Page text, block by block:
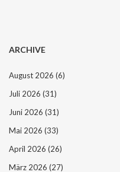
ARCHIVE
August 2026 (6)
Juli 2026 (31)
Juni 2026 (31)
Mai 2026 (33)
April 2026 (26)
März 2026 (27)